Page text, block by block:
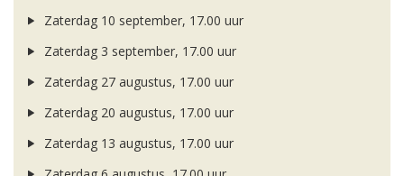
Zaterdag 10 september, 17.00 uur
Zaterdag 3 september, 17.00 uur
Zaterdag 27 augustus, 17.00 uur
Zaterdag 20 augustus, 17.00 uur
Zaterdag 13 augustus, 17.00 uur